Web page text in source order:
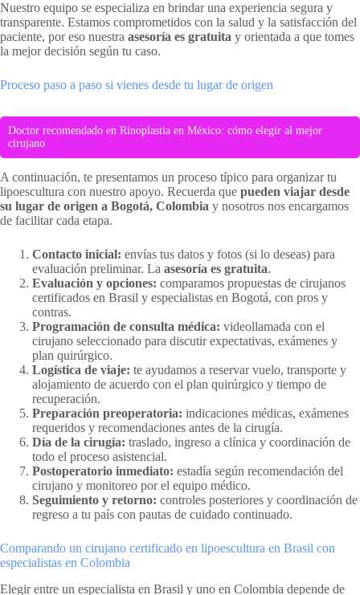
Nuestro equipo se especializa en brindar una experiencia segura y
transparente. Estamos comprometidos con la salud y la satisfacción del
paciente, por eso nuestra asesoría es gratuita y orientada a que tomes
la mejor decisión según tu caso.
Proceso paso a paso si vienes desde tu lugar de origen
Doctor recomendado en Rinoplastia en México: cómo elegir al mejor
cirujano
A continuación, te presentamos un proceso típico para organizar tu
lipoescultura con nuestro apoyo. Recuerda que pueden viajar desde
su lugar de origen a Bogotá, Colombia y nosotros nos encargamos
de facilitar cada etapa.
Contacto inicial: envías tus datos y fotos (si lo deseas) para
evaluación preliminar. La asesoría es gratuita.
Evaluación y opciones: comparamos propuestas de cirujanos
certificados en Brasil y especialistas en Bogotá, con pros y
contras.
Programación de consulta médica: videollamada con el
cirujano seleccionado para discutir expectativas, exámenes y
plan quirúrgico.
Logística de viaje: te ayudamos a reservar vuelo, transporte y
alojamiento de acuerdo con el plan quirúrgico y tiempo de
recuperación.
Preparación preoperatoria: indicaciones médicas, exámenes
requeridos y recomendaciones antes de la cirugía.
Día de la cirugía: traslado, ingreso a clínica y coordinación de
todo el proceso asistencial.
Postoperatorio inmediato: estadía según recomendación del
cirujano y monitoreo por el equipo médico.
Seguimiento y retorno: controles posteriores y coordinación de
regreso a tu país con pautas de cuidado continuado.
Comparando un cirujano certificado en lipoescultura en Brasil con
especialistas en Colombia
Elegir entre un especialista en Brasil y uno en Colombia depende de